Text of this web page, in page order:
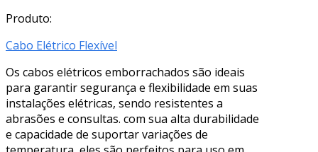
Produto:
Cabo Elétrico Flexível
Os cabos elétricos emborrachados são ideais
para garantir segurança e flexibilidade em suas
instalações elétricas, sendo resistentes a
abrasões e consultas. com sua alta durabilidade
e capacidade de suportar variações de